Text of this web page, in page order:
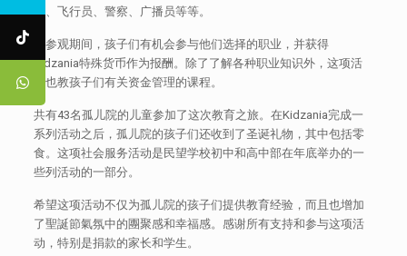
师、飞行员、警察、广播员等等。
在参观期间，孩子们有机会参与他们选择的职业，并获得
Kidzania特殊货币作为报酬。除了了解各种职业知识外，这项活
动也教孩子们有关资金管理的课程。
共有43名孤儿院的儿童参加了这次教育之旅。在Kidzania完成一
系列活动之后，孤儿院的孩子们还收到了圣诞礼物，其中包括零
食。这项社会服务活动是民望学校初中和高中部在年底举办的一
些列活动的一部分。
希望这项活动不仅为孤儿院的孩子们提供教育经验，而且也增加
了聖誕節氣氛中的團聚感和幸福感。感谢所有支持和参与这项活
动，特别是捐款的家长和学生。